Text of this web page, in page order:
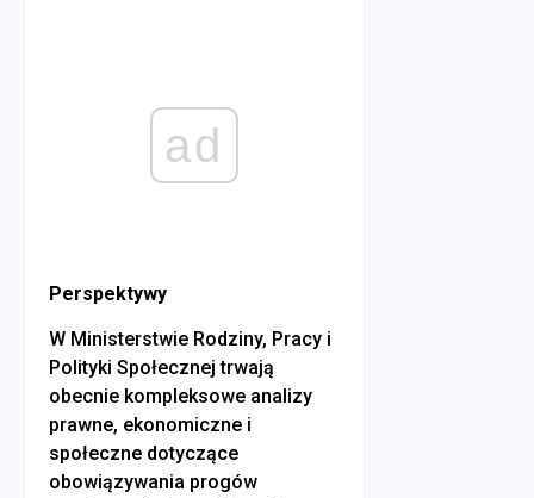
ad
Perspektywy
W Ministerstwie Rodziny, Pracy i
Polityki Społecznej trwają
obecnie kompleksowe analizy
prawne, ekonomiczne i
społeczne dotyczące
obowiązywania progów